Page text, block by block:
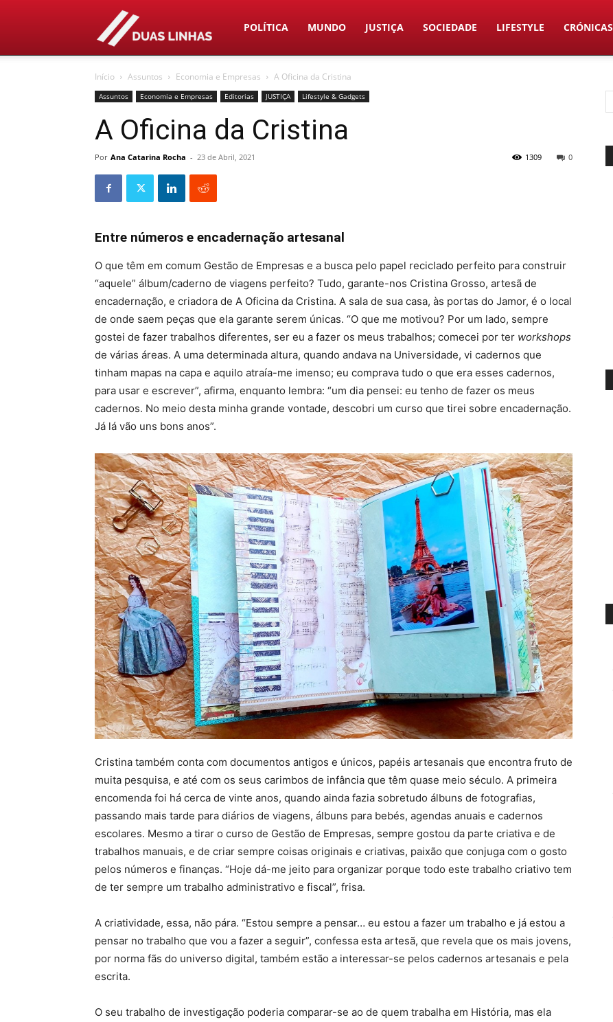
Duas
Linhas
POLÍTICA MUNDO JUSTIÇA SOCIEDADE LIFESTYLE CRÓNICAS
Início Assuntos Economia e Empresas A Oficina da Cristina
Assuntos Economia e Empresas Editorias JUSTIÇA Lifestyle & Gadgets
A Oficina da Cristina
Por Ana Catarina Rocha - 23 de Abril, 2021 0
1309
Entre números e encadernação artesanal
O que têm em comum Gestão de Empresas e a busca pelo papel reciclado perfeito para construir
“aquele” álbum/caderno de viagens perfeito? Tudo, garante-nos Cristina Grosso, artesã de
encadernação, e criadora de A Oficina da Cristina. A sala de sua casa, às portas do Jamor, é o local
de onde saem peças que ela garante serem únicas. “O que me motivou? Por um lado, sempre
gostei de fazer trabalhos diferentes, ser eu a fazer os meus trabalhos; comecei por ter workshops
de várias áreas. A uma determinada altura, quando andava na Universidade, vi cadernos que
tinham mapas na capa e aquilo atraía-me imenso; eu comprava tudo o que era esses cadernos,
para usar e escrever”, afirma, enquanto lembra: “um dia pensei: eu tenho de fazer os meus
cadernos. No meio desta minha grande vontade, descobri um curso que tirei sobre encadernação.
Já lá vão uns bons anos”.
Cristina também conta com documentos antigos e únicos, papéis artesanais que encontra fruto de
muita pesquisa, e até com os seus carimbos de infância que têm quase meio século. A primeira
encomenda foi há cerca de vinte anos, quando ainda fazia sobretudo álbuns de fotografias,
passando mais tarde para diários de viagens, álbuns para bebés, agendas anuais e cadernos
escolares. Mesmo a tirar o curso de Gestão de Empresas, sempre gostou da parte criativa e de
trabalhos manuais, e de criar sempre coisas originais e criativas, paixão que conjuga com o gosto
pelos números e finanças. “Hoje dá-me jeito para organizar porque todo este trabalho criativo tem
de ter sempre um trabalho administrativo e fiscal”, frisa.
A criatividade, essa, não pára. “Estou sempre a pensar… eu estou a fazer um trabalho e já estou a
pensar no trabalho que vou a fazer a seguir”, confessa esta artesã, que revela que os mais jovens,
por norma fãs do universo digital, também estão a interessar-se pelos cadernos artesanais e pela
escrita.
O seu trabalho de investigação poderia comparar-se ao de quem trabalha em História, mas ela